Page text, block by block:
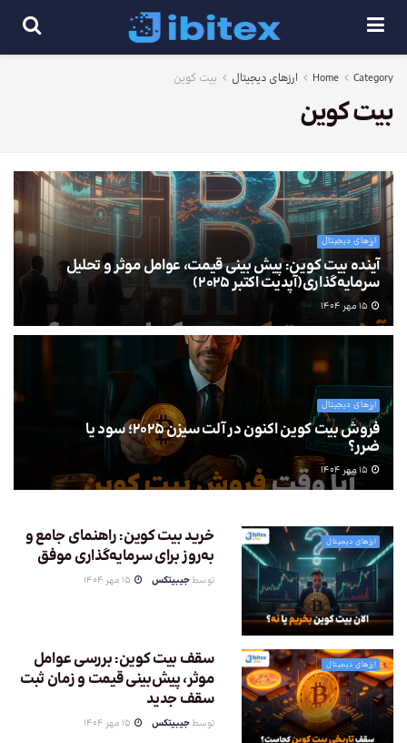
Home Category ارزهای دیجیتال بیت کوین
بیت کوین
ارزهای دیجیتال
آینده بیت کوین: پیش بینی قیمت، عوامل موثر و تحلیل
سرمایه‌گذاری(آپدیت اکتبر 2025)
ارزهای دیجیتال
فروش بیت کوین اکنون در آلت سیزن 2025؛ سود یا
ضرر؟
ارزهای دیجیتال
خرید بیت کوین: راهنمای جامع و
به‌روز برای سرمایه‌گذاری موفق
توسط جیبیتکس
ارزهای دیجیتال
سقف بیت کوین: بررسی عوامل
موثر، پیش‌بینی قیمت و زمان ثبت
سقف جدید
توسط جیبیتکس